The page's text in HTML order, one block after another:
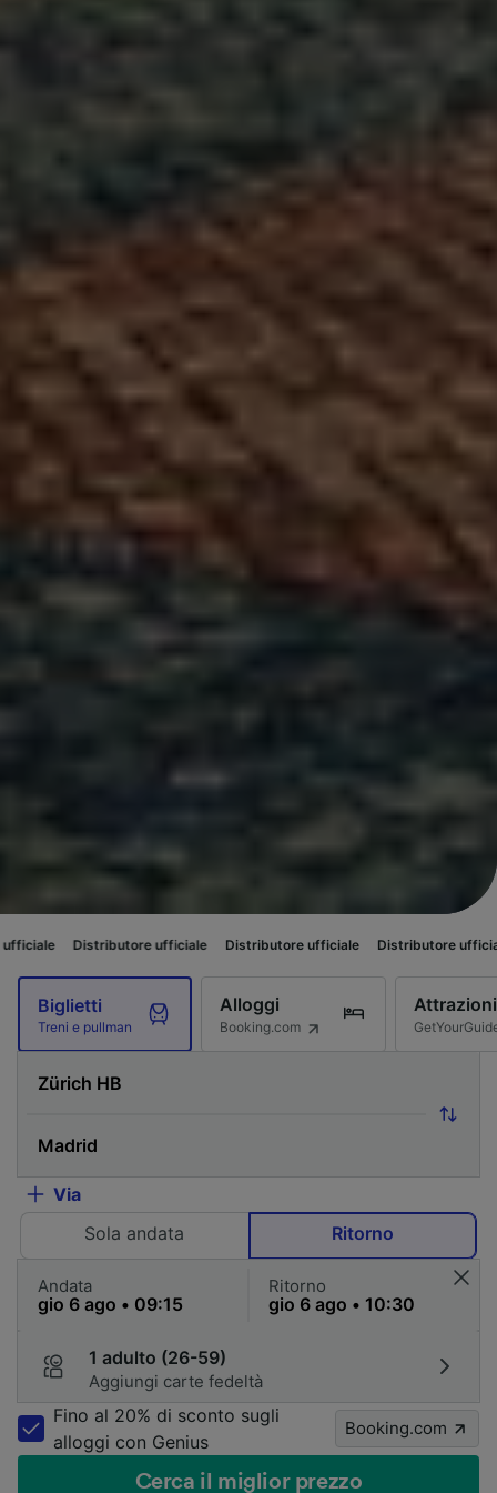
ufficiale Distributore ufficiale Distributore ufficiale
Biglietti
Treni e pullman
Alloggi
Booking.com
Attrazioni
Via
Sola andata
Ritorno
Andata Ritorno
1 adulto (26-59)
Aggiungi carte fedeltà
Fino al 20% di sconto sugli
alloggi con Genius
Booking.com
Cerca il miglior prezzo